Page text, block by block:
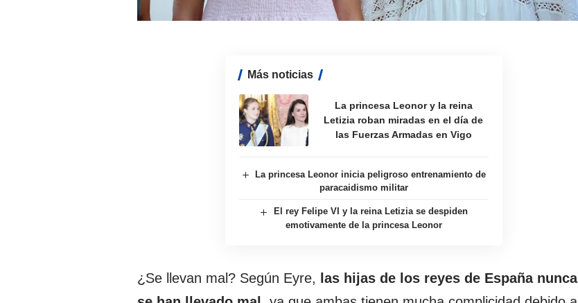
Más noticias
La princesa Leonor y la reina
Letizia roban miradas en el día de
las Fuerzas Armadas en Vigo
La princesa Leonor inicia peligroso entrenamiento de
paracaidismo militar
El rey Felipe VI y la reina Letizia se despiden
emotivamente de la princesa Leonor
¿Se llevan mal? Según Eyre, las hijas de los reyes de España nunca